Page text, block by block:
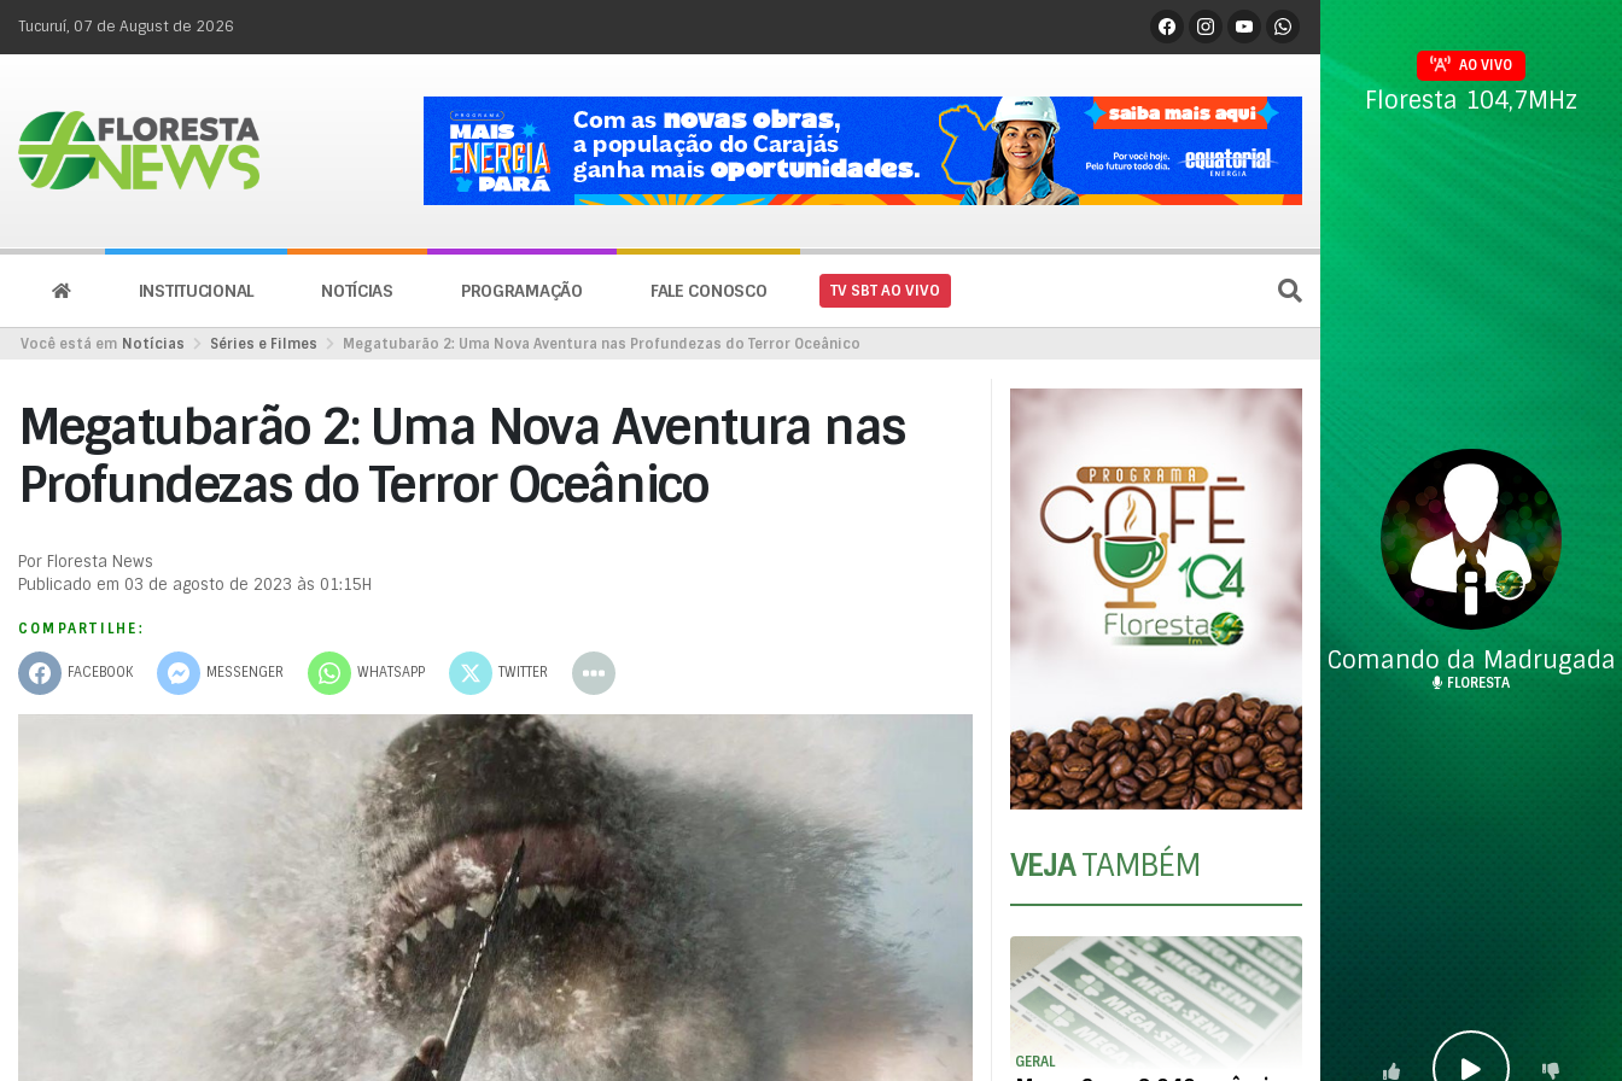
Tucuruí, 07 de August de 2026
INSTITUCIONAL NOTÍCIAS PROGRAMAÇÃO FALE CONOSCO TV SBT AO VIVO
Você está em Notícias Séries e Filmes Megatubarão 2: Uma Nova Aventura nas Profundezas do Terror Oceânico
Megatubarão 2: Uma Nova Aventura nas
Profundezas do Terror Oceânico
Por Floresta News
Publicado em 03 de agosto de 2023 às 01:15H
COMPARTILHE:
FACEBOOK MESSENGER WHATSAPP TWITTER
VEJATAMBÉM
GERAL
AO VIVO
Floresta 104,7MHz
Comando da Madrugada
FLORESTA